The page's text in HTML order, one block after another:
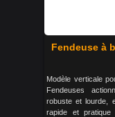
Fendeuse à
Modèle verticale
Fendeuses
robuste et lourde,
rapide et